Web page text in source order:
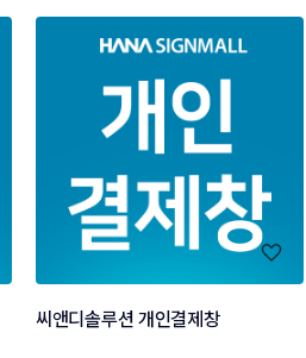
씨앤디솔루션 개인결제창